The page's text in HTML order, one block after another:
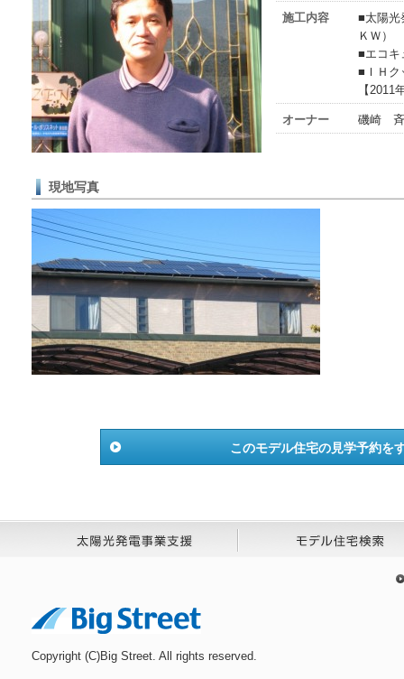
施工内容
■太陽光
ＫＷ）
■エコキ
■ＩＨク
【2011
オーナー 磯崎
現地写真
Copyright (C)Big Street. All rights reserved.